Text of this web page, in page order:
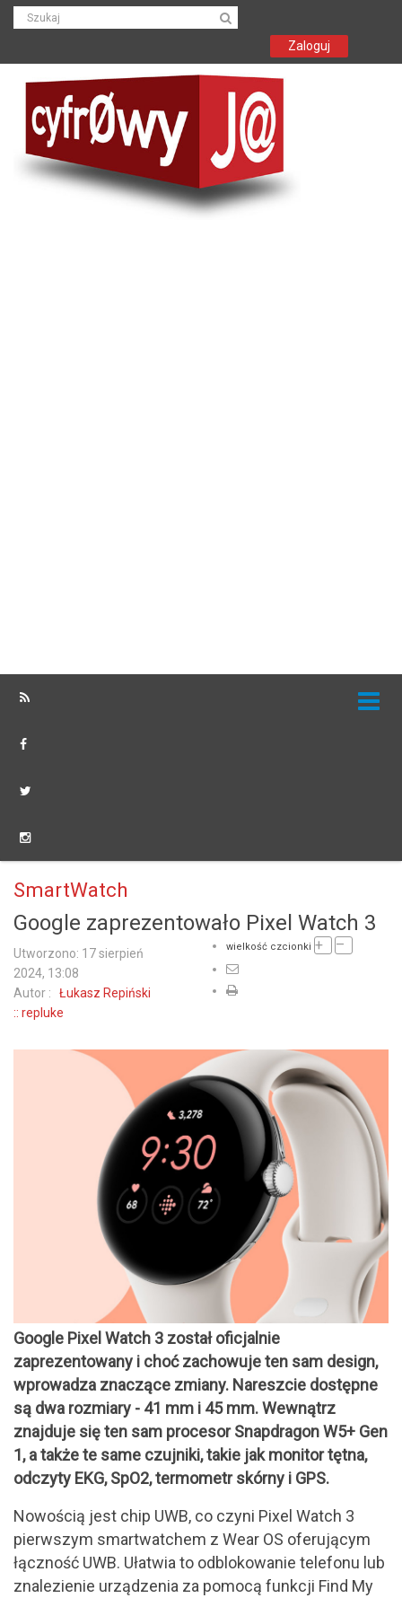
Zaloguj
SmartWatch
Google zaprezentowało Pixel Watch 3
wielkość czcionki + –
Utworzono: 17 sierpień
2024, 13:08
Autor : Łukasz Repiński
:: repluke
Google Pixel Watch 3 został oficjalnie
zaprezentowany i choć zachowuje ten sam design,
wprowadza znaczące zmiany. Nareszcie dostępne
są dwa rozmiary - 41 mm i 45 mm. Wewnątrz
znajduje się ten sam procesor Snapdragon W5+ Gen
1, a także te same czujniki, takie jak monitor tętna,
odczyty EKG, SpO2, termometr skórny i GPS.
Nowością jest chip UWB, co czyni Pixel Watch 3
pierwszym smartwatchem z Wear OS oferującym
łączność UWB. Ułatwia to odblokowanie telefonu lub
znalezienie urządzenia za pomocą funkcji Find My